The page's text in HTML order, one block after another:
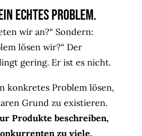
echtes Problem.
wir an?“ Sondern:
lösen wir?“ Der
gering. Er ist es nicht.
konkretes Problem lösen,
Grund zu existieren.
Produkte beschreiben,
zu viele.